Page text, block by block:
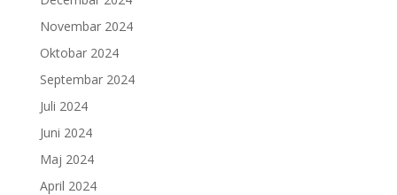
Novembar 2024
Oktobar 2024
Septembar 2024
Juli 2024
Juni 2024
Maj 2024
April 2024